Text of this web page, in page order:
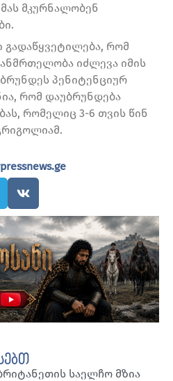
მკურნალობენ
გადაწყვეტილება, რომ
იძლევა იმის
პენიტენციურ
რომ დაუბრუნდება
რომელიც 3-6 თვის წინ
საელჩო მზია